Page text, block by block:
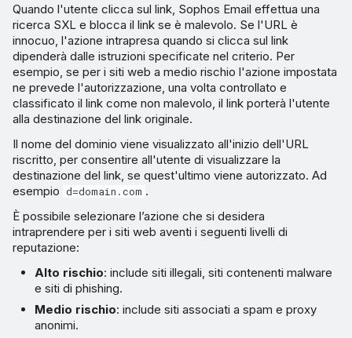
Quando l'utente clicca sul link, Sophos Email effettua una
ricerca SXL e blocca il link se è malevolo. Se l'URL è
innocuo, l'azione intrapresa quando si clicca sul link
dipenderà dalle istruzioni specificate nel criterio. Per
esempio, se per i siti web a medio rischio l'azione impostata
ne prevede l'autorizzazione, una volta controllato e
classificato il link come non malevolo, il link porterà l'utente
alla destinazione del link originale.
Il nome del dominio viene visualizzato all'inizio dell'URL
riscritto, per consentire all'utente di visualizzare la
destinazione del link, se quest'ultimo viene autorizzato. Ad
esempio d=domain.com .
È possibile selezionare l’azione che si desidera
intraprendere per i siti web aventi i seguenti livelli di
reputazione:
Alto rischio: include siti illegali, siti contenenti malware
e siti di phishing.
Medio rischio: include siti associati a spam e proxy
anonimi.